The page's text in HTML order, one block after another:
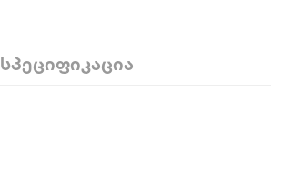
Სპეციფიკაცია